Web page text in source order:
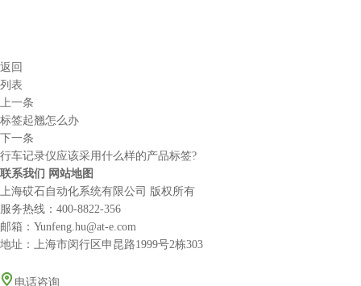
返回
列表
上一条
标签起翘怎么办
下一条
行车记录仪应该采用什么样的产品标签?
联系我们 网站地图
上海砹石自动化系统有限公司 版权所有
服务热线： 400-8822-356
邮箱：Yunfeng.hu@at-e.com
地址：上海市闵行区申昆路1999号2栋303
电话咨询